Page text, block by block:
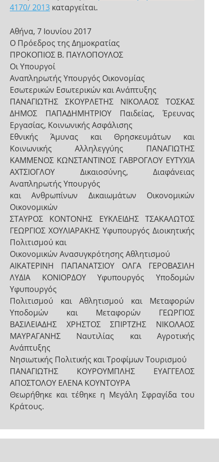
4170/ 2013 καταργείται.
Αθήνα, 7 Ιουνίου 2017
Ο Πρόεδρος της Δημοκρατίας
ΠΡΟΚΟΠΙΟΣ Β. ΠΑΥΛΟΠΟΥΛΟΣ
Οι Υπουργοί
Αναπληρωτής Υπουργός Οικονομίας
Εσωτερικών Εσωτερικών και Ανάπτυξης
ΠΑΝΑΓΙΩΤΗΣ ΣΚΟΥΡΛΕΤΗΣ ΝΙΚΟΛΑΟΣ ΤΟΣΚΑΣ
ΔΗΜΟΣ ΠΑΠΑΔΗΜΗΤΡΙΟΥ Παιδείας, Έρευνας
Εργασίας, Κοινωνικής Ασφάλισης
Εθνικής Άμυνας και Θρησκευμάτων και
Κοινωνικής Αλληλεγγύης ΠΑΝΑΓΙΩΤΗΣ
ΚΑΜΜΕΝΟΣ ΚΩΝΣΤΑΝΤΙΝΟΣ ΓΑΒΡΟΓΛΟΥ ΕΥΤΥΧΙΑ
ΑΧΤΣΙΟΓΛΟΥ Δικαιοσύνης, Διαφάνειας
Αναπληρωτής Υπουργός
και Ανθρωπίνων Δικαιωμάτων Οικονομικών
Οικονομικών
ΣΤΑΥΡΟΣ ΚΟΝΤΟΝΗΣ ΕΥΚΛΕΙΔΗΣ ΤΣΑΚΑΛΩΤΟΣ
ΓΕΩΡΓΙΟΣ ΧΟΥΛΙΑΡΑΚΗΣ Υφυπουργός Διοικητικής
Πολιτισμού και
Οικονομικών Ανασυγκρότησης Αθλητισμού
ΑΙΚΑΤΕΡΙΝΗ ΠΑΠΑΝΑΤΣΙΟΥ ΟΛΓΑ ΓΕΡΟΒΑΣΙΛΗ
ΛΥΔΙΑ ΚΟΝΙΟΡΔΟΥ Υφυπουργός Υποδομών
Υφυπουργός
Πολιτισμού και Αθλητισμού και Μεταφορών
Υποδομών και Μεταφορών ΓΕΩΡΓΙΟΣ
ΒΑΣΙΛΕΙΑΔΗΣ ΧΡΗΣΤΟΣ ΣΠΙΡΤΖΗΣ ΝΙΚΟΛΑΟΣ
ΜΑΥΡΑΓΑΝΗΣ Ναυτιλίας και Αγροτικής
Ανάπτυξης
Νησιωτικής Πολιτικής και Τροφίμων Τουρισμού
ΠΑΝΑΓΙΩΤΗΣ ΚΟΥΡΟΥΜΠΛΗΣ ΕΥΑΓΓΕΛΟΣ
ΑΠΟΣΤΟΛΟΥ ΕΛΕΝΑ ΚΟΥΝΤΟΥΡΑ
Θεωρήθηκε και τέθηκε η Μεγάλη Σφραγίδα του
Κράτους.